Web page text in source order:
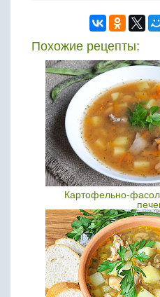
Похожие рецепты:
Картофельно-